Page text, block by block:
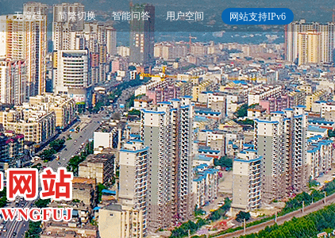
网站支持IPv6
无障碍 简繁切换 智能问答 用户空间